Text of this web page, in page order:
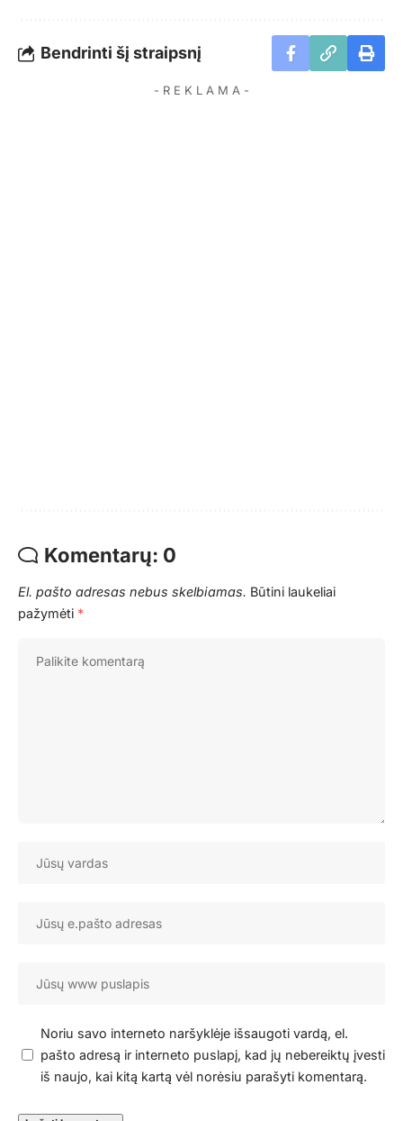
Bendrinti šį straipsnį
- R E K L A M A -
Komentarų: 0
El. pašto adresas nebus skelbiamas. Būtini laukeliai
pažymėti *
Noriu savo interneto naršyklėje išsaugoti vardą, el.
pašto adresą ir interneto puslapį, kad jų nebereiktų įvesti
iš naujo, kai kitą kartą vėl norėsiu parašyti komentarą.